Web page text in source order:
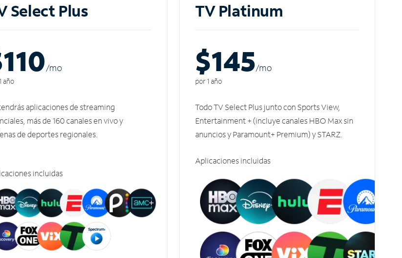
Select Plus
/mo
año
aplicaciones de streaming
más de 160 canales en vivo y
de deportes regionales.
incluidas
TV Platinum
$145/mo
por 1 año
Todo TV Select Plus junto con Sports View,
Entertainment + (incluye canales HBO Max sin
anuncios y Paramount+ Premium) y STARZ.
Aplicaciones incluidas